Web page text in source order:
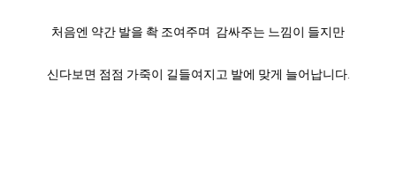
처음엔 약간 발을 촥 조여주며 감싸주는 느낌이 들지만
신다보면 점점 가죽이 길들여지고 발에 맞게 늘어납니다.